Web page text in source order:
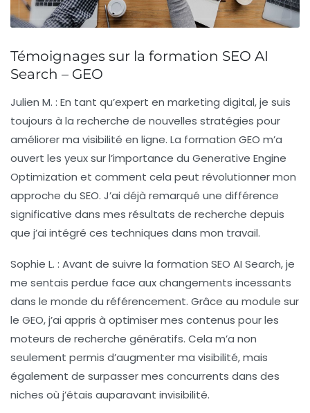
Témoignages sur la formation SEO AI
Search – GEO
Julien M. : En tant qu’expert en marketing digital, je suis
toujours à la recherche de nouvelles stratégies pour
améliorer ma visibilité en ligne. La formation GEO m’a
ouvert les yeux sur l’importance du Generative Engine
Optimization et comment cela peut révolutionner mon
approche du SEO. J’ai déjà remarqué une différence
significative dans mes résultats de recherche depuis
que j’ai intégré ces techniques dans mon travail.
Sophie L. : Avant de suivre la formation SEO AI Search, je
me sentais perdue face aux changements incessants
dans le monde du référencement. Grâce au module sur
le GEO, j’ai appris à optimiser mes contenus pour les
moteurs de recherche génératifs. Cela m’a non
seulement permis d’augmenter ma visibilité, mais
également de surpasser mes concurrents dans des
niches où j’étais auparavant invisibilité.